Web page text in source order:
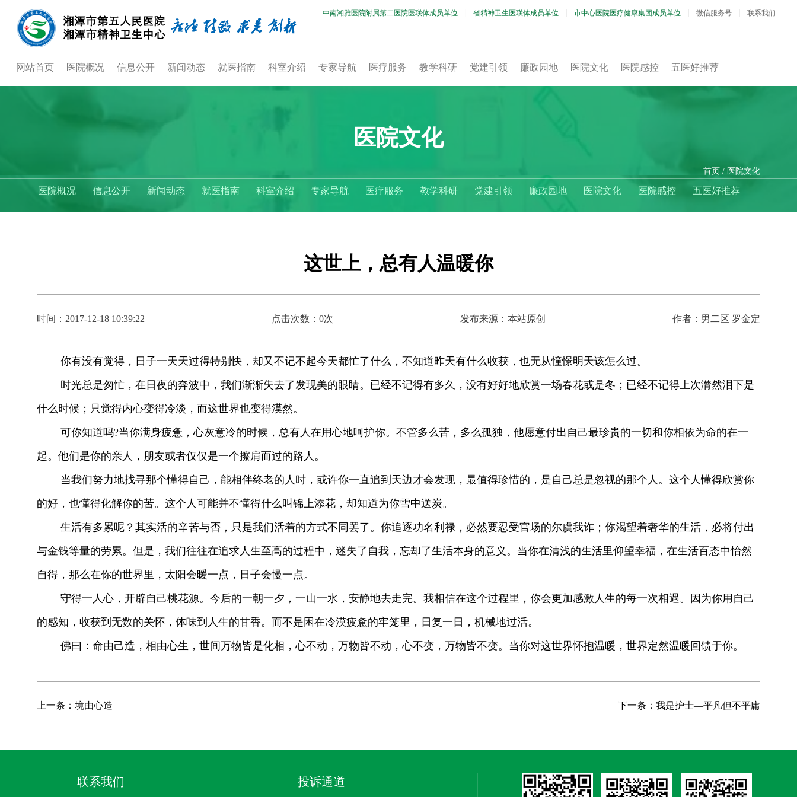
中南湘雅医院附属第二医院医联体成员单位 省精神卫生医联体成员单位 市中心医院医疗健康集团成员单位 微信服务号 联系我们
网站首页 医院概况 信息公开 新闻动态 就医指南 科室介绍 专家导航 医疗服务 教学科研 党建引领 廉政园地 医院文化 医院感控 五医好推荐
医院文化
首页 医院文化
医院概况 信息公开 新闻动态 就医指南 科室介绍 专家导航 医疗服务 教学科研 党建引领 廉政园地 医院文化 医院感控 五医好推荐
这世上，总有人温暖你
时间：2017-12-18 10:39:22 点击次数： 0次 发布来源：本站原创 作者：男二区 罗金定
你有没有觉得，日子一天天过得特别快，却又不记不起今天都忙了什么，不知道昨天有什么收获，也无从憧憬明天该怎么过。
时光总是匆忙，在日夜的奔波中，我们渐渐失去了发现美的眼睛。已经不记得有多久，没有好好地欣赏一场春花或是冬；已经不记得上次潸然泪下是
什么时候；只觉得内心变得冷淡，而这世界也变得漠然。
可你知道吗?当你满身疲惫，心灰意冷的时候，总有人在用心地呵护你。不管多么苦，多么孤独，他愿意付出自己最珍贵的一切和你相依为命的在一
起。他们是你的亲人，朋友或者仅仅是一个擦肩而过的路人。
当我们努力地找寻那个懂得自己，能相伴终老的人时，或许你一直追到天边才会发现，最值得珍惜的，是自己总是忽视的那个人。这个人懂得欣赏你
的好，也懂得化解你的苦。这个人可能并不懂得什么叫锦上添花，却知道为你雪中送炭。
生活有多累呢？其实活的辛苦与否，只是我们活着的方式不同罢了。你追逐功名利禄，必然要忍受官场的尔虞我诈；你渴望着奢华的生活，必将付出
与金钱等量的劳累。但是，我们往往在追求人生至高的过程中，迷失了自我，忘却了生活本身的意义。当你在清浅的生活里仰望幸福，在生活百态中怡然
自得，那么在你的世界里，太阳会暖一点，日子会慢一点。
守得一人心，开辟自己桃花源。今后的一朝一夕，一山一水，安静地去走完。我相信在这个过程里，你会更加感激人生的每一次相遇。因为你用自己
的感知，收获到无数的关怀，体味到人生的甘香。而不是困在冷漠疲惫的牢笼里，日复一日，机械地过活。
佛曰：命由己造，相由心生，世间万物皆是化相，心不动，万物皆不动，心不变，万物皆不变。当你对这世界怀抱温暖，世界定然温暖回馈于你。
上一条：境由心造 下一条：我是护士—平凡但不平庸
联系我们 投诉通道